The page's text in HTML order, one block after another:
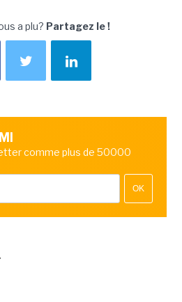
a plu? Partagez le !
comme plus de 50000
OK